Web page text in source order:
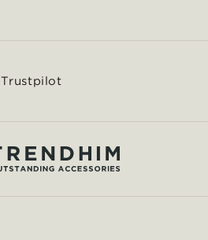
Trustpilot